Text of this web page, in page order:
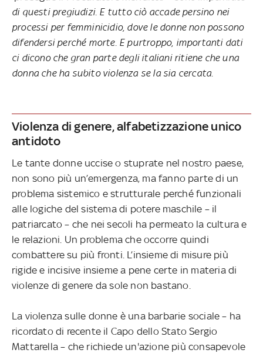
di questi pregiudizi. E tutto ciò accade persino nei
processi per femminicidio, dove le donne non possono
difendersi perché morte. E purtroppo, importanti dati
ci dicono che gran parte degli italiani ritiene che una
donna che ha subito violenza se la sia cercata.
Violenza di genere, alfabetizzazione unico
antidoto
Le tante donne uccise o stuprate nel nostro paese,
non sono più un’emergenza, ma fanno parte di un
problema sistemico e strutturale perché funzionali
alle logiche del sistema di potere maschile – il
patriarcato – che nei secoli ha permeato la cultura e
le relazioni. Un problema che occorre quindi
combattere su più fronti. L’insieme di misure più
rigide e incisive insieme a pene certe in materia di
violenze di genere da sole non bastano.
La violenza sulle donne è una barbarie sociale – ha
ricordato di recente il Capo dello Stato Sergio
Mattarella – che richiede un'azione più consapevole